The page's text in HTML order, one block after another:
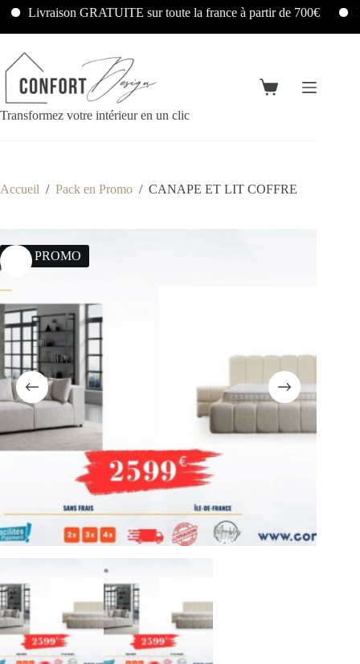
Livraison GRATUITE sur toute la france à partir de 700€
Transformez votre intérieur en un clic
Accueil / Pack en Promo / CANAPE ET LIT COFFRE
13% PROMO